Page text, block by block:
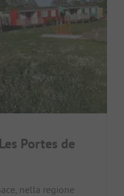
Portes de
nella regione